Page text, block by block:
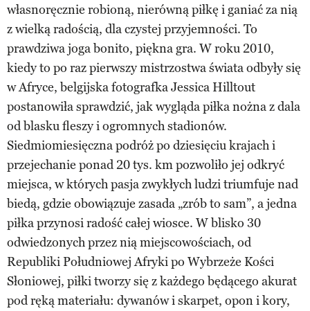
własnoręcznie robioną, nierówną piłkę i ganiać za nią
z wielką radością, dla czystej przyjemności. To
prawdziwa joga bonito, piękna gra. W roku 2010,
kiedy to po raz pierwszy mistrzostwa świata odbyły się
w Afryce, belgijska fotografka Jessica Hilltout
postanowiła sprawdzić, jak wygląda piłka nożna z dala
od blasku fleszy i ogromnych stadionów.
Siedmiomiesięczna podróż po dziesięciu krajach i
przejechanie ponad 20 tys. km pozwoliło jej odkryć
miejsca, w których pasja zwykłych ludzi triumfuje nad
biedą, gdzie obowiązuje zasada „zrób to sam”, a jedna
piłka przynosi radość całej wiosce. W blisko 30
odwiedzonych przez nią miejscowościach, od
Republiki Południowej Afryki po Wybrzeże Kości
Słoniowej, piłki tworzy się z każdego będącego akurat
pod ręką materiału: dywanów i skarpet, opon i kory,